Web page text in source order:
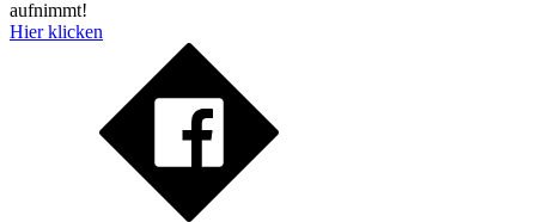
aufnimmt!
Hier klicken